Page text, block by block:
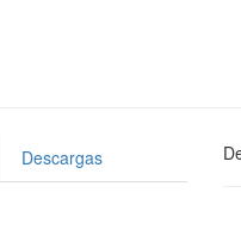
Descargas